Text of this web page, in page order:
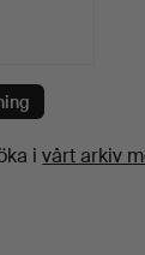
ivårt arkiv